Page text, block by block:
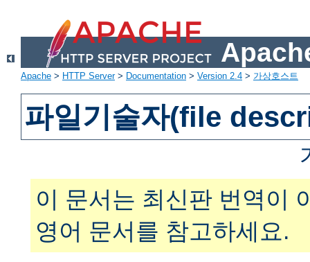
Apache > HTTP Server> Documentation > Version 2.4 > 가상호스트
파일기술자(file
이 문서는 최신판 번역이
영어 문서를 참고하세요.